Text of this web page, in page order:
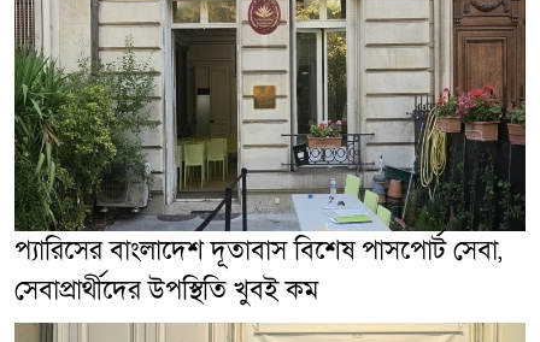
প্যারিসের বাংলাদেশ দূতাবাস বিশেষ পাসপোর্ট সেবা,
সেবাপ্রার্থীদের উপস্থিতি খুবই কম